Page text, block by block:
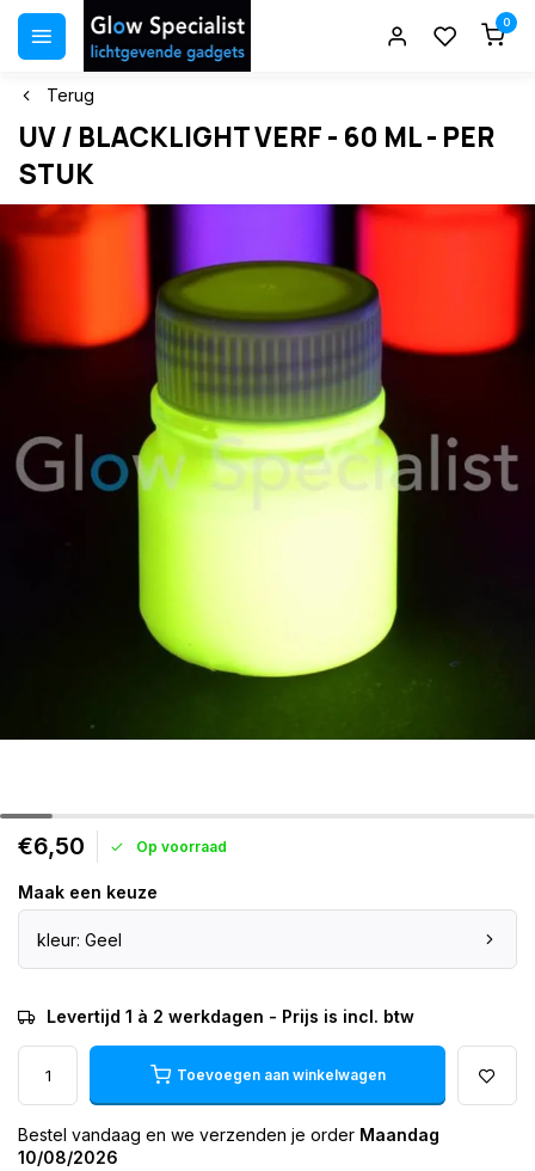
0
Terug
UV / BLACKLIGHT VERF - 60 ML - PER
STUK
€6,50 Op voorraad
Maak een keuze
kleur: Geel
Levertijd 1 à 2 werkdagen - Prijs is incl. btw
Toevoegen aan winkelwagen
Bestel vandaag en we verzenden je order Maandag
10/08/2026